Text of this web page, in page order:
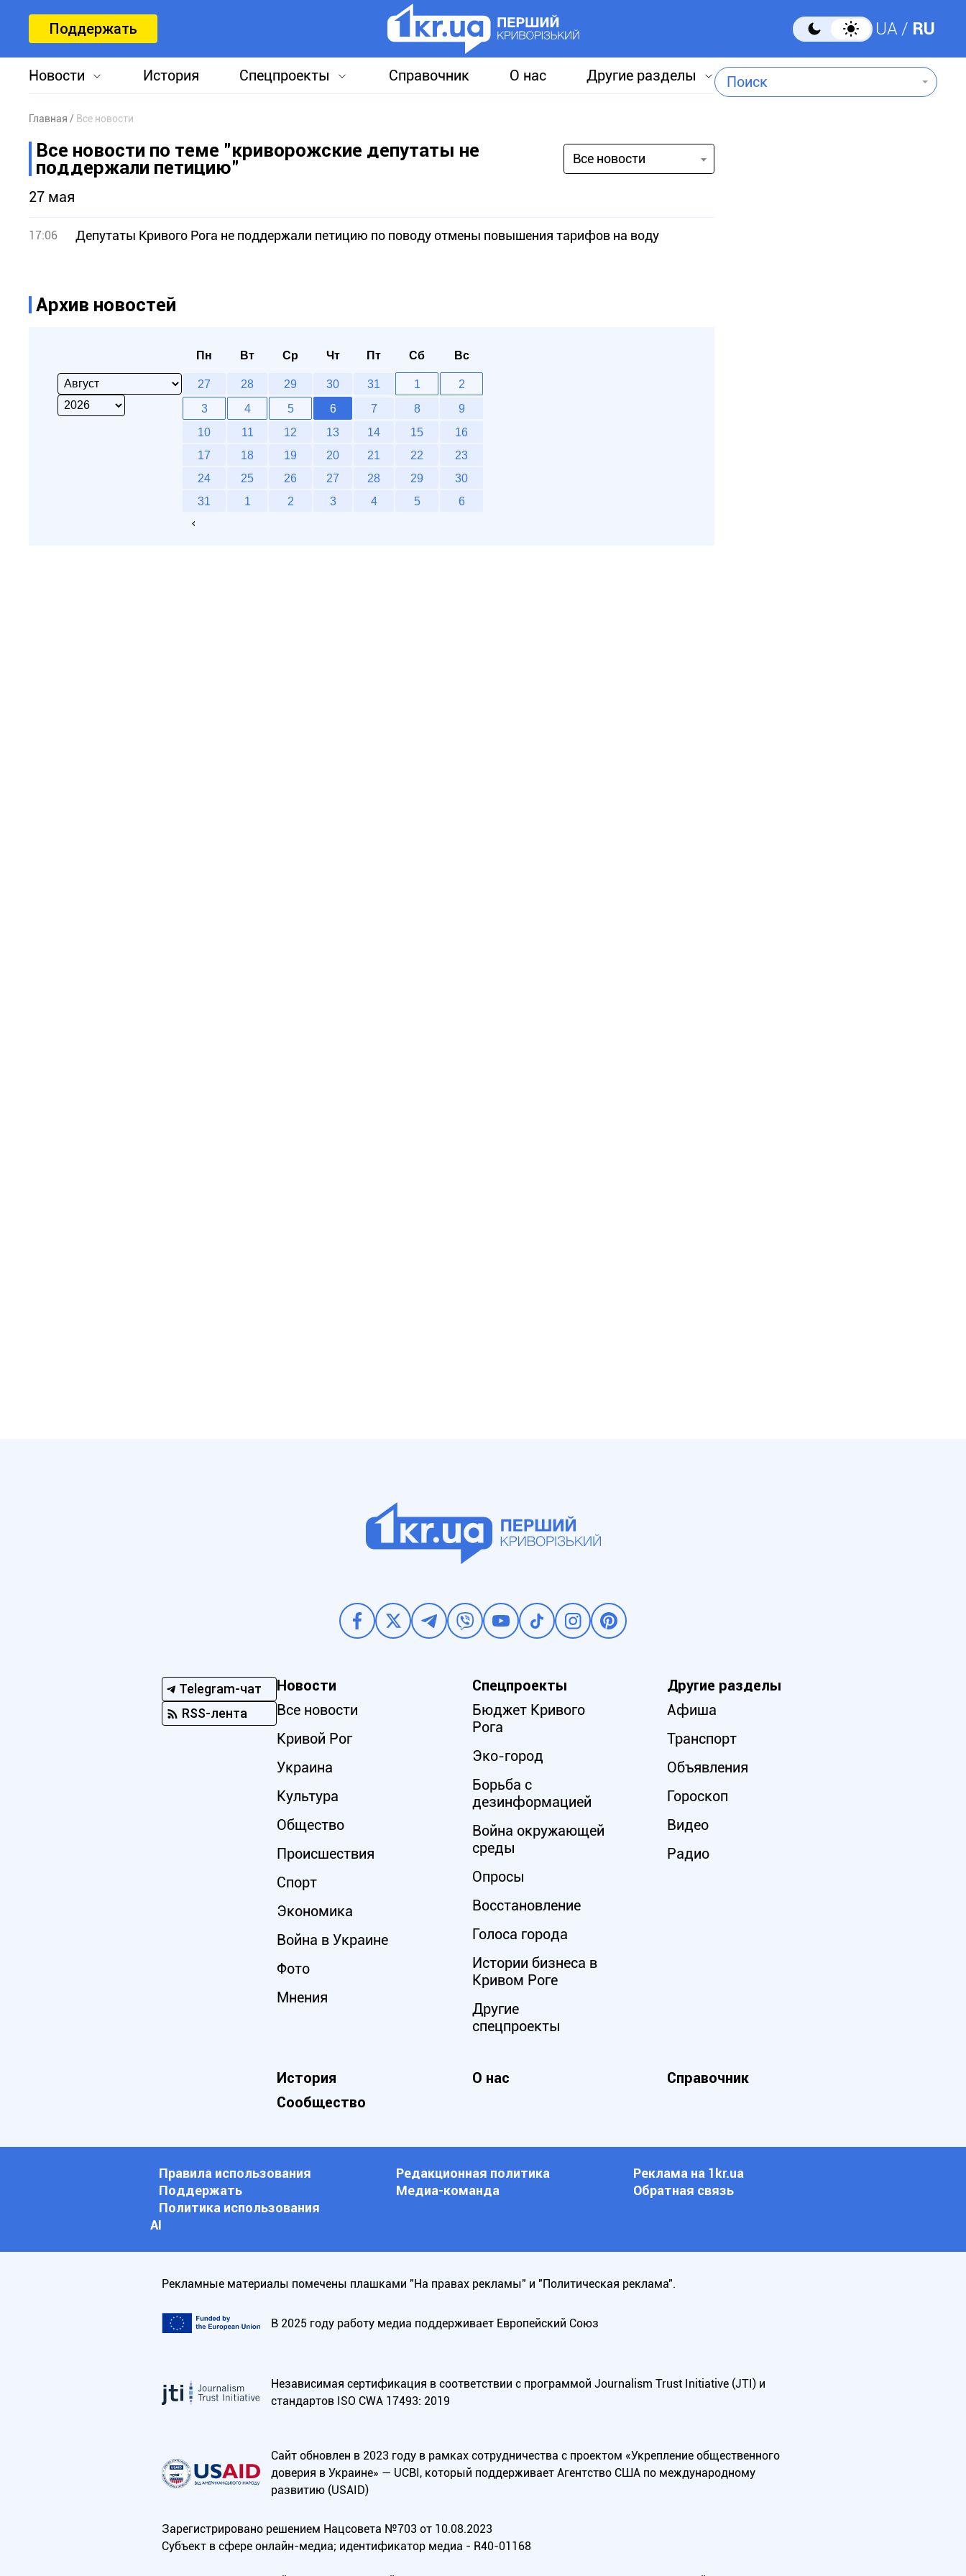
Поддержать UA RU
Новости История Спецпроекты Справочник О нас Другие разделы Поиск
Главная Все новости
Все новости по теме "криворожские депутаты не
поддержали петицию"
Все новости
27 мая
17:06 Депутаты Кривого Рога не поддержали петицию по поводу отмены повышения тарифов на воду
Архив новостей
Пн Вт Ср Чт Пт Сб Вс
27 28 29 30 31 1
2
3
4 5 6 7 8
9
10
11 12 13 14 15
16
17
18 19 20 21 22
23
24
25 26 27 28 29
30
31
1 2 3 4 5 6
Telegram-чат
RSS-лента
Новости
Все новости
Кривой Рог
Украина
Культура
Общество
Происшествия
Спорт
Экономика
Война в Украине
Фото
Мнения
Спецпроекты
Бюджет Кривого
Рога
Эко-город
Борьба с
дезинформацией
Война окружающей
среды
Опросы
Восстановление
Голоса города
Истории бизнеса в
Кривом Роге
Другие
спецпроекты
Другие разделы
Афиша
Транспорт
Объявления
Гороскоп
Видео
Радио
История О нас
Справочник
Сообщество
Правила использования Редакционная политика
Реклама на 1kr.ua
Поддержать
Медиа-команда
Обратная связь
Политика использования
АI
Рекламные материалы помечены плашками "На правах рекламы" и "Политическая реклама".
В 2025 году работу медиа поддерживает Европейский Союз
Независимая сертификация в соответствии с программой Journalism Trust Initiative (JTI) и
стандартов ISO CWA 17493: 2019
Сайт обновлен в 2023 году в рамках сотрудничества с проектом «Укрепление общественного
доверия в Украине» — UCBI, который поддерживает Агентство США по международному
развитию (USAID)
Зарегистрировано решением Нацсовета №703 от 10.08.2023
Субъект в сфере онлайн-медиа; идентификатор медиа - R40-01168